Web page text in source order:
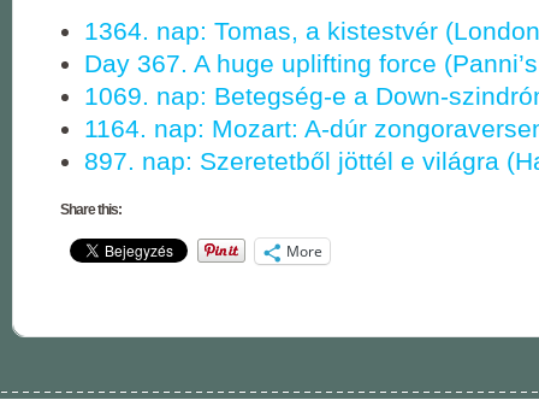
1364. nap: Tomas, a kistestvér
Day 367. A huge uplifting force
1069. nap: Betegség-e a Down-
1164. nap: Mozart: A-dúr
897. nap: Szeretetből jöttél e világra
Share this:
More